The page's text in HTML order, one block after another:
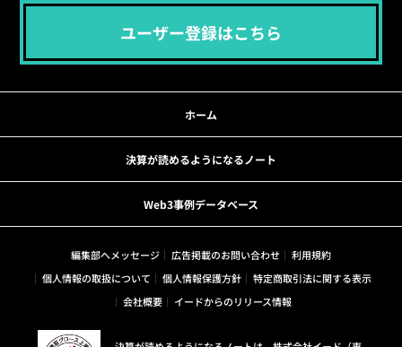
ユーザー登録はこちら
ホーム
決算が読めるようになるノート
Web3事例データベース
編集部へメッセージ 広告掲載のお問い合わせ
利用規約
個人情報の取扱について
個人情報保護方針
特定商取引法に関する表示
会社概要
イードからのリリース情報